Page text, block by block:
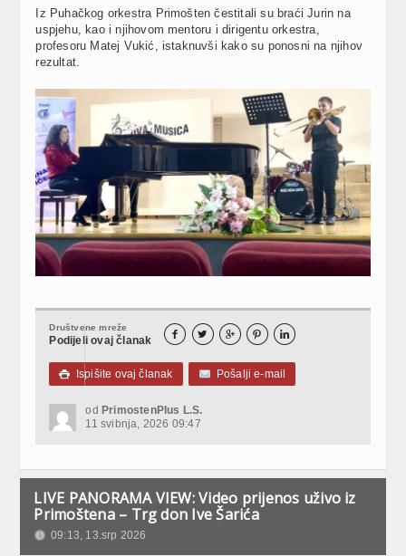
Iz Puhačkog orkestra Primošten čestitali su braći Jurin na
uspjehu, kao i njihovom mentoru i dirigentu orkestra,
profesoru Matej Vukić, istaknuvši kako su ponosni na njihov
rezultat.
Društvene mreže
Podijeli ovaj članak     
 Ispišite ovaj članak Pošalji e-mail
od PrimostenPlus L.S.
11 svibnja, 2026 09:47
LIVE PANORAMA VIEW: Video prijenos uživo iz
Primoštena – Trg don Ive Šarića
09:13, 13.srp 2026